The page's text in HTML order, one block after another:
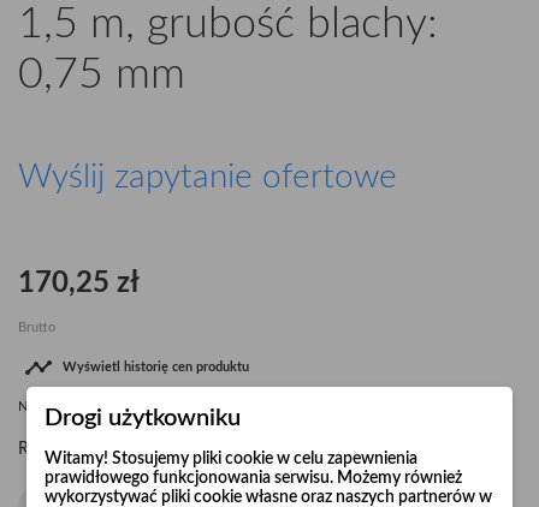
1,5 m, grubość blachy:
0,75 mm
Wyślij zapytanie ofertowe
170,25 zł
Brutto
 Wyświetl historię cen produktu
Najniższa cena 170,25 zł 07.08.2026
Rura ocynkowanaØ160 L-1,5 m, grubość blachy: 0,75 mm
Drogi użytkowniku
Witamy! Stosujemy pliki cookie w celu zapewnienia
prawidłowego funkcjonowania serwisu. Możemy również
wykorzystywać pliki cookie własne oraz naszych partnerów w